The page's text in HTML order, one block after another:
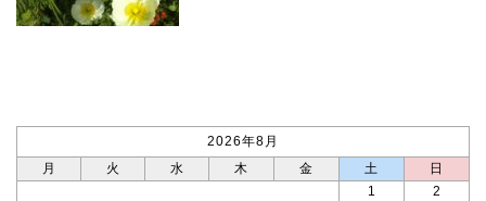
2026年8月
月
火 水 木 金 土
日
1
2